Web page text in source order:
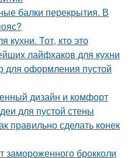
балки перекрытия. В
кухни. Тот, кто это
лайфхаков для кухни
оформления пустой
дизайн и комфорт
для пустой стены
правильно сделать конек
замороженного брокколи